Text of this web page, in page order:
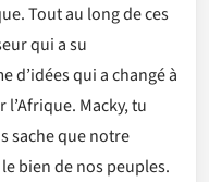
Tout au long de ces
qui a su
d’idées qui a changé à
Macky, tu
sache que notre
bien de nos peuples.